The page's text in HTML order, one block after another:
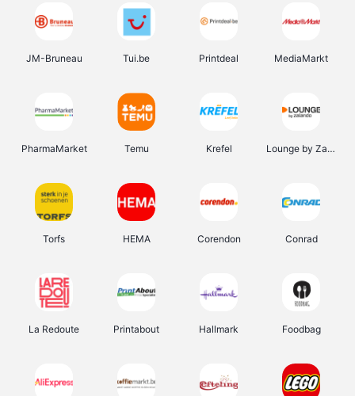
JM-Bruneau Tui.be Printdeal MediaMarkt
PharmaMarket Temu Krefel Lounge by Zalando
Torfs HEMA Corendon Conrad
La Redoute Printabout Hallmark Foodbag